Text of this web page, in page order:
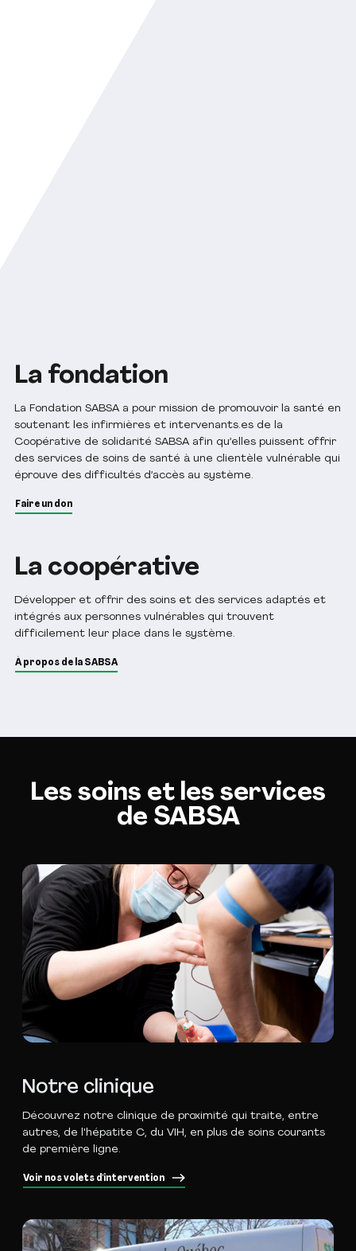
La fondation
La Fondation SABSA a pour mission de promouvoir la santé en
soutenant les infirmières et intervenants.es de la
Coopérative de solidarité SABSA afin qu’elles puissent offrir
des services de soins de santé à une clientèle vulnérable qui
éprouve des difficultés d’accès au système.
Faire un don
La coopérative
Développer et offrir des soins et des services adaptés et
intégrés aux personnes vulnérables qui trouvent
difficilement leur place dans le système.
À propos de la SABSA
Les soins et les services
de SABSA
Notre clinique
Découvrez notre clinique de proximité qui traite, entre
autres, de l'hépatite C, du VIH, en plus de soins courants
de première ligne.
Voir nos volets d'intervention